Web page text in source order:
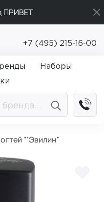
ПРИВЕТ
от 5 000₽
от 5 000₽
+7 (495) 215-16-00
Наборы
"'Эвилин"